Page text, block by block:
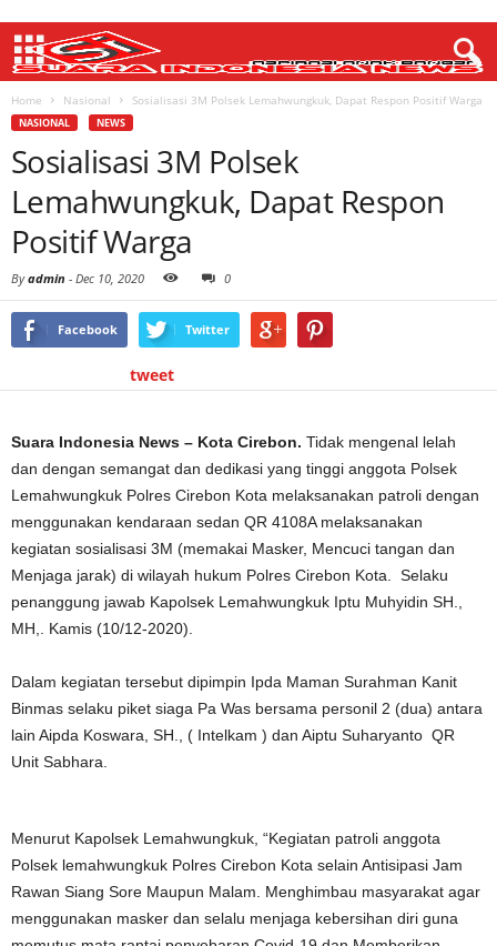
Home Nasional Sosialisasi 3M Polsek Lemahwungkuk, Dapat Respon Positif Warga
NASIONAL NEWS
Sosialisasi 3M Polsek
Lemahwungkuk, Dapat Respon
Positif Warga
Byadmin - Dec 10, 2020 0
Facebook Twitter
tweet
Suara Indonesia News – Kota Cirebon. Tidak mengenal lelah
dan dengan semangat dan dedikasi yang tinggi anggota Polsek
Lemahwungkuk Polres Cirebon Kota melaksanakan patroli dengan
menggunakan kendaraan sedan QR 4108A melaksanakan
kegiatan sosialisasi 3M (memakai Masker, Mencuci tangan dan
Menjaga jarak) di wilayah hukum Polres Cirebon Kota. Selaku
penanggung jawab Kapolsek Lemahwungkuk Iptu Muhyidin SH.,
MH,. Kamis (10/12-2020).
Dalam kegiatan tersebut dipimpin Ipda Maman Surahman Kanit
Binmas selaku piket siaga Pa Was bersama personil 2 (dua) antara
lain Aipda Koswara, SH., ( Intelkam ) dan Aiptu Suharyanto QR
Unit Sabhara.
Menurut Kapolsek Lemahwungkuk, “Kegiatan patroli anggota
Polsek lemahwungkuk Polres Cirebon Kota selain Antisipasi Jam
Rawan Siang Sore Maupun Malam. Menghimbau masyarakat agar
menggunakan masker dan selalu menjaga kebersihan diri guna